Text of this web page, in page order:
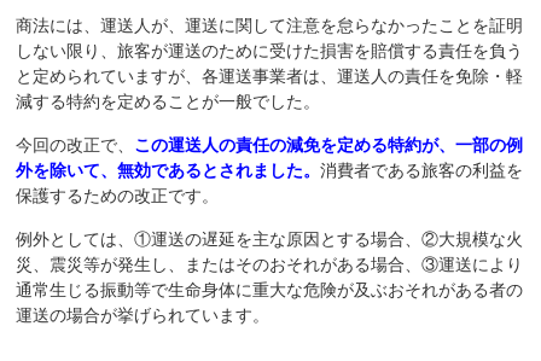
商法には、運送人が、運送に関して注意を怠らなかったことを証明
しない限り、旅客が運送のために受けた損害を賠償する責任を負う
と定められていますが、各運送事業者は、運送人の責任を免除・軽
減する特約を定めることが一般でした。
今回の改正で、 この運送人の責任の減免を定める特約が、一部の例
外を除いて、無効であるとされました。消費者である旅客の利益を
保護するための改正です。
例外としては、①運送の遅延を主な原因とする場合、②大規模な火
災、震災等が発生し、またはそのおそれがある場合、③運送により
通常生じる振動等で生命身体に重大な危険が及ぶおそれがある者の
運送の場合が挙げられています。